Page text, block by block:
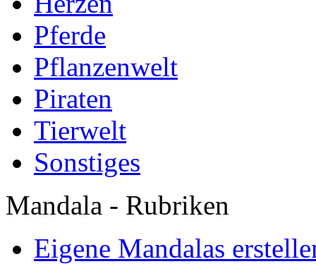
Pferde
Pflanzenwelt
Piraten
Tierwelt
Sonstiges
Mandala - Rubriken
Eigene Mandalas